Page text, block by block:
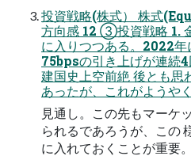
投資戦略(株式） 株式
方向感 12 ③投資戦略 1.
に入りつつある。2022年
75bpsの引き上げが連続
建国史上空前絶 後とも思
あったが、これがようや
見通し。この先もマーケ
られるであろうが、この
に入れておくことが重要